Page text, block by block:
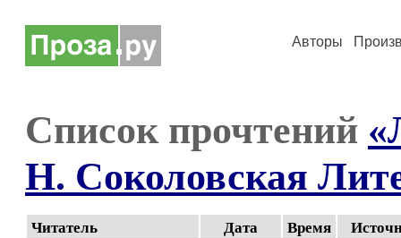
Авторы
Список прочтений
Н. Соколовская
Читатель Дата Время